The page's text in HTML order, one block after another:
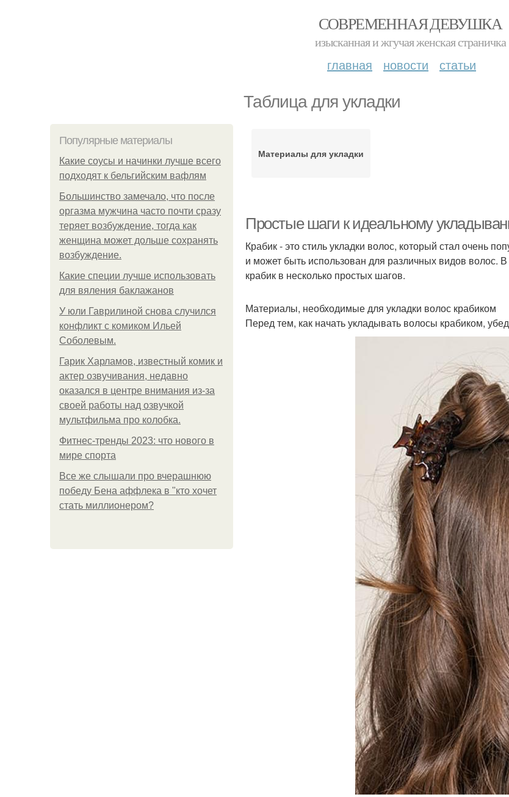
СОВРЕМЕННАЯ ДЕВУШКА
изысканная и жгучая женская страничка
главная новости статьи
Таблица для укладки
Популярные материалы
Какие соусы и начинки лучше всего
подходят к бельгийским вафлям
Большинство замечало, что после
оргазма мужчина часто почти сразу
теряет возбуждение, тогда как
женщина может дольше сохранять
возбуждение.
Какие специи лучше использовать
для вяления баклажанов
У юли Гаврилиной снова случился
конфликт с комиком Ильей
Соболевым.
Гарик Харламов, известный комик и
актер озвучивания, недавно
оказался в центре внимания из-за
своей работы над озвучкой
мультфильма про колобка.
Фитнес-тренды 2023: что нового в
мире спорта
Все же слышали про вчерашнюю
победу Бена аффлека в "кто хочет
стать миллионером?
Материалы для укладки
Простые шаги к идеальному
Крабик - это стиль укладки волос, который стал очень
и может быть использован для различных видов волос.
крабик в несколько простых шагов.
Материалы, необходимые для укладки волос крабиком
Перед тем, как начать укладывать волосы крабиком,